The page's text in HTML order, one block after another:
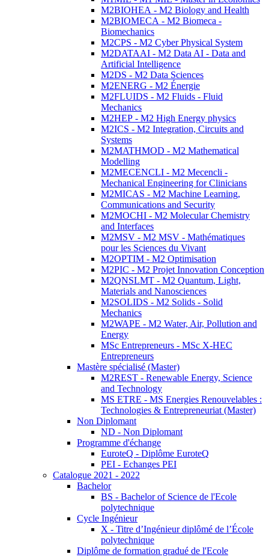
M2BIOHEA - M2 Biology and Health
M2BIOMECA - M2 Biomeca -
Biomechanics
M2CPS - M2 Cyber Physical System
M2DATAAI - M2 Data AI - Data and
Artificial Intelligence
M2DS - M2 Data Sciences
M2ENERG - M2 Énergie
M2FLUIDS - M2 Fluids - Fluid
Mechanics
M2HEP - M2 High Energy physics
M2ICS - M2 Integration, Circuits and
Systems
M2MATHMOD - M2 Mathematical
Modelling
M2MECENCLI - M2 Mecencli -
Mechanical Engineering for Clinicians
M2MICAS - M2 Machine Learning,
Communications and Security
M2MOCHI - M2 Molecular Chemistry
and Interfaces
M2MSV - M2 MSV - Mathématiques
pour les Sciences du Vivant
M2OPTIM - M2 Optimisation
M2PIC - M2 Projet Innovation Conception
M2QNSLMT - M2 Quantum, Light,
Materials and Nanosciences
M2SOLIDS - M2 Solids - Solid
Mechanics
M2WAPE - M2 Water, Air, Pollution and
Energy
MSc Entrepreneurs - MSc X-HEC
Entrepreneurs
Mastère spécialisé (Master)
M2REST - Renewable Energy, Science
and Technology
MS ETRE - MS Energies Renouvelables :
Technologies & Entrepreneuriat (Master)
Non Diplomant
ND - Non Diplomant
Programme d'échange
EuroteQ - Diplôme EuroteQ
PEI - Echanges PEI
Catalogue 2021 - 2022
Bachelor
BS - Bachelor of Science de l'Ecole
polytechnique
Cycle Ingénieur
X - Titre d’Ingénieur diplômé de l’École
polytechnique
Diplôme de formation gradué de l'Ecole